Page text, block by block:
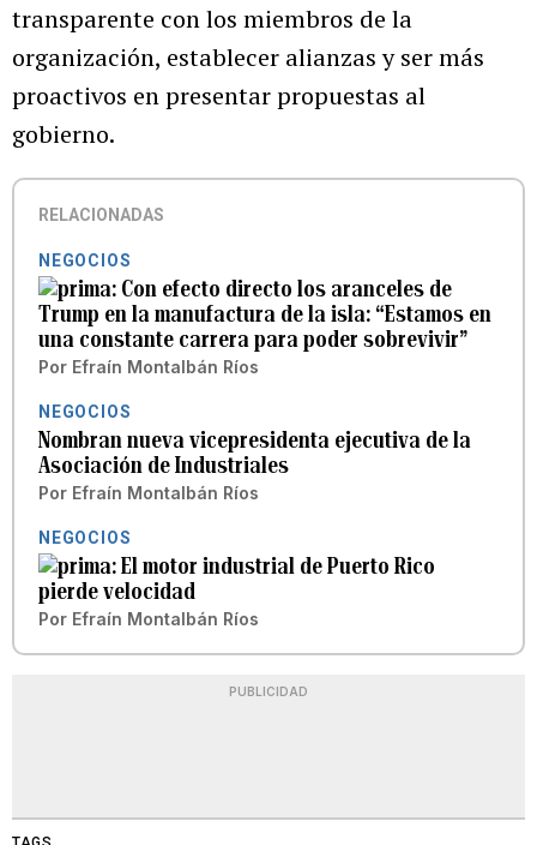
transparente con los miembros de la
organización, establecer alianzas y ser más
proactivos en presentar propuestas al
gobierno.
RELACIONADAS
NEGOCIOS
Con efecto directo los aranceles de
Trump en la manufactura de la isla: “Estamos en
una constante carrera para poder sobrevivir”
Por Efraín Montalbán Ríos
NEGOCIOS
Nombran nueva vicepresidenta ejecutiva de la
Asociación de Industriales
Por Efraín Montalbán Ríos
NEGOCIOS
El motor industrial de Puerto Rico
pierde velocidad
Por Efraín Montalbán Ríos
PUBLICIDAD